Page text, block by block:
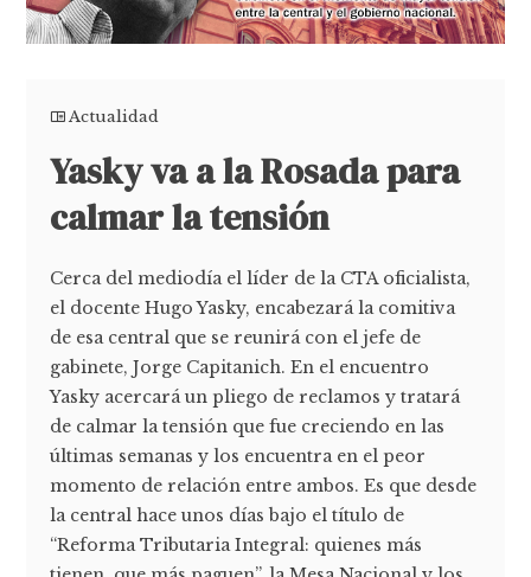
Actualidad
Yasky va a la Rosada para
calmar la tensión
Cerca del mediodía el líder de la CTA oficialista,
el docente Hugo Yasky, encabezará la comitiva
de esa central que se reunirá con el jefe de
gabinete, Jorge Capitanich. En el encuentro
Yasky acercará un pliego de reclamos y tratará
de calmar la tensión que fue creciendo en las
últimas semanas y los encuentra en el peor
momento de relación entre ambos. Es que desde
la central hace unos días bajo el título de
“Reforma Tributaria Integral: quienes más